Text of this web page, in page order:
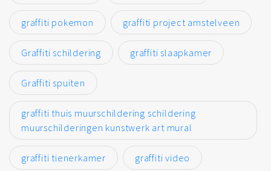
graffiti pokemon graffiti project amstelveen
Graffiti schildering graffiti slaapkamer
Graffiti spuiten
graffiti thuis muurschildering schildering
muurschilderingen kunstwerk art mural
graffiti tienerkamer graffiti video